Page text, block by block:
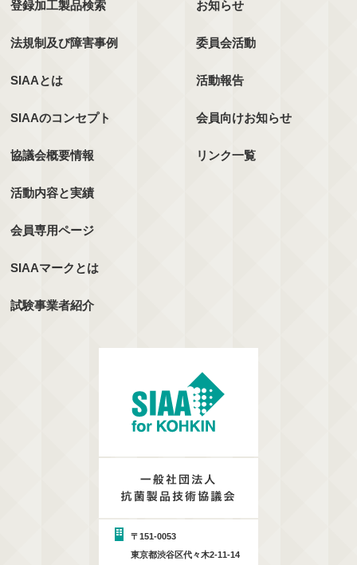
登録加工製品検索
法規制及び障害事例
SIAAとは
SIAAのコンセプト
協議会概要情報
活動内容と実績
会員専用ページ
SIAAマークとは
試験事業者紹介
お知らせ
委員会活動
活動報告
会員向けお知らせ
リンク一覧
〒151-0053
東京都渋谷区代々木2-11-14